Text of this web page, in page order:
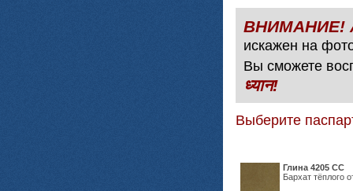
искажен на
Вы сможете
ध्यान!
Выберите
Глина 4205 СС
Бархат тёплого